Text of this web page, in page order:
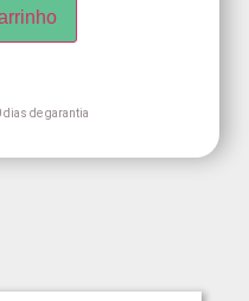
dias de garantia